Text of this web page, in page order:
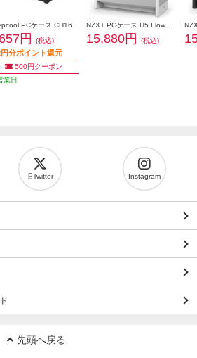
Deepcool PCケース CH160 PLUS R-CH160-BKNGM0-G
円 (税込)
分ポイント還元
500円クーポン
業日
NZXT PCケース H5 Flow v2 White CC-H52FW-01
15,880円 (税込)
旧Twitter Instagram
先頭へ戻る